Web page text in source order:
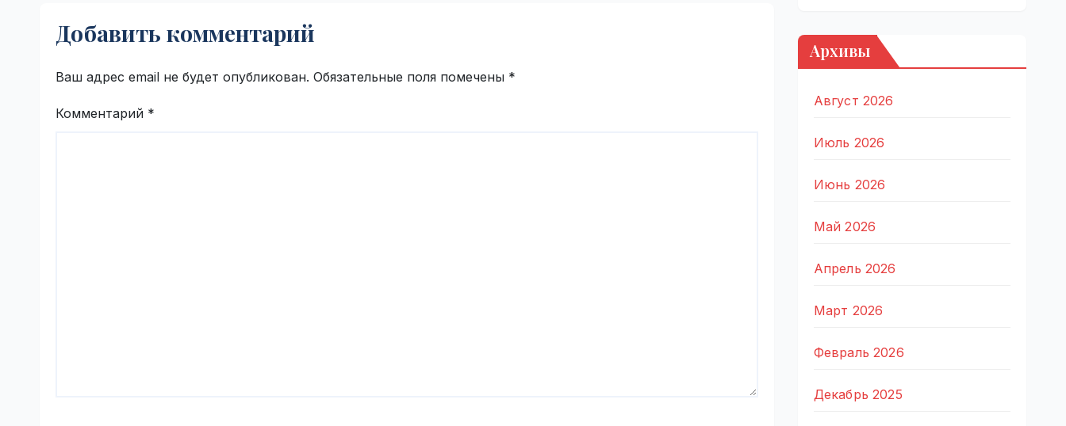
Добавить комментарий
Ваш адрес email не будет опубликован. Обязательные поля помечены *
Комментарий *
Архивы
Август 2026
Июль 2026
Июнь 2026
Май 2026
Апрель 2026
Март 2026
Февраль 2026
Декабрь 2025